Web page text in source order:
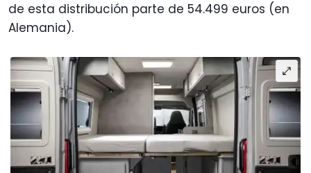
de esta distribución parte de 54.499 euros (en
Alemania).